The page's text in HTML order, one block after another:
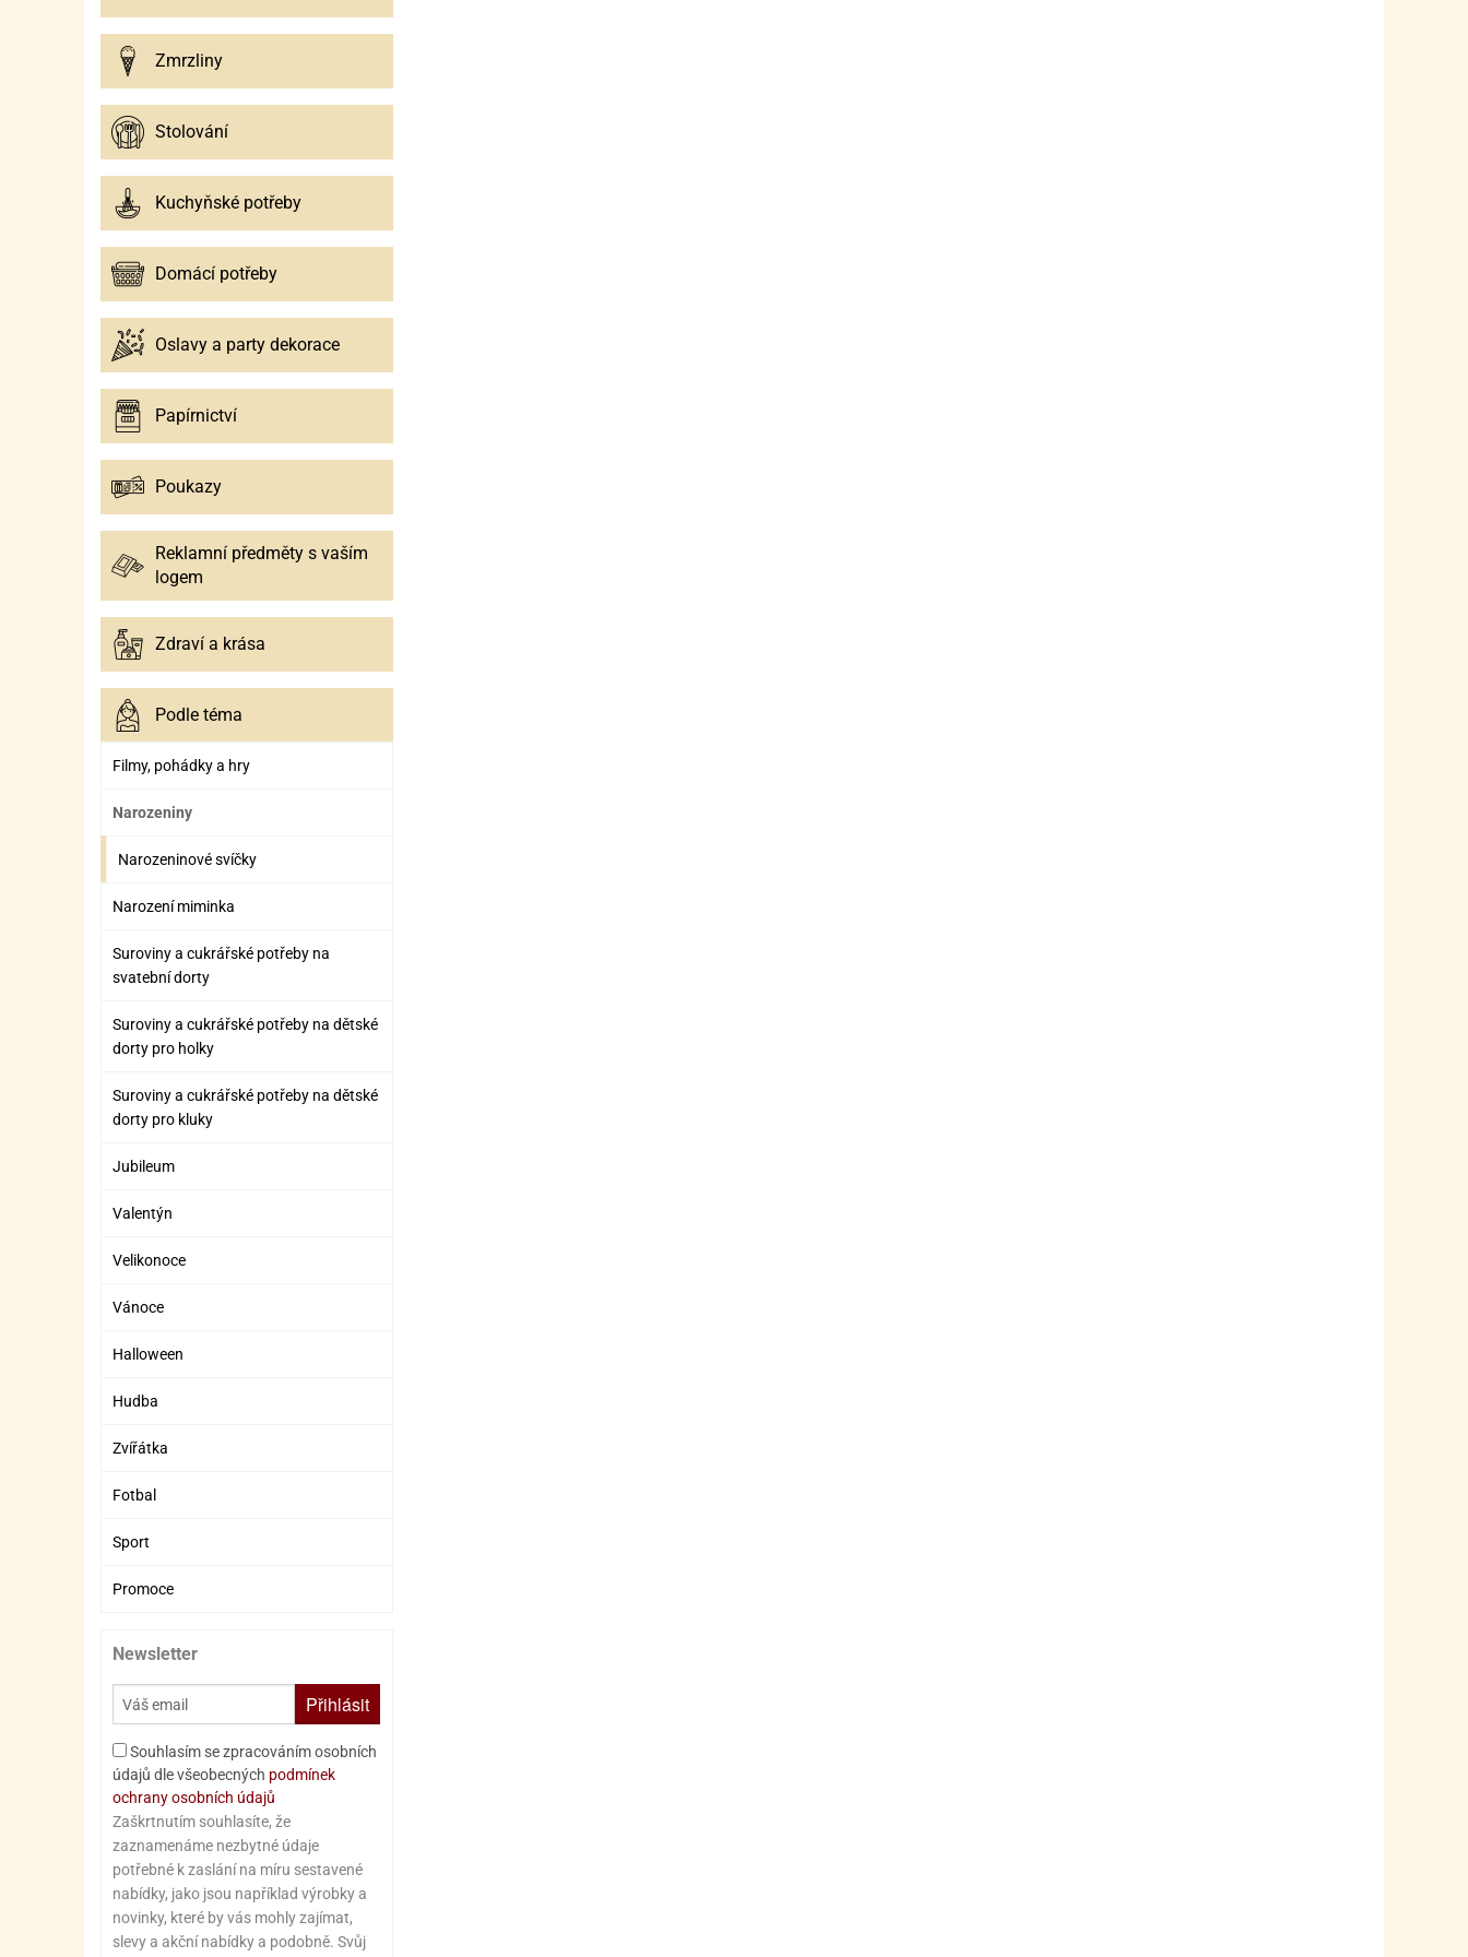
Zmrzliny
Stolování
Kuchyňské potřeby
Domácí potřeby
Oslavy a party dekorace
Papírnictví
Poukazy
Reklamní předměty s vaším
logem
Zdraví a krása
Podle téma
Filmy, pohádky a hry
Narozeniny
Narozeninové svíčky
Narození miminka
Suroviny a cukrářské potřeby na
svatební dorty
Suroviny a cukrářské potřeby na dětské
dorty pro holky
Suroviny a cukrářské potřeby na dětské
dorty pro kluky
Jubileum
Valentýn
Velikonoce
Vánoce
Halloween
Hudba
Zvířátka
Fotbal
Sport
Promoce
Newsletter
Přihlásit
Souhlasím se zpracováním osobních
údajů dle všeobecných podmínek
ochrany osobních údajů
Zaškrtnutím souhlasíte, že
zaznamenáme nezbytné údaje
potřebné k zaslání na míru sestavené
nabídky, jako jsou například výrobky a
novinky, které by vás mohly zajímat,
slevy a akční nabídky a podobně. Svůj